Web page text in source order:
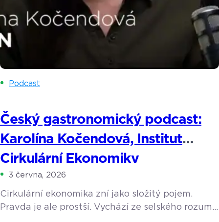
Podcast
Český gastronomický podcast:
Karolína Kočendová, Institut
Cirkulární Ekonomiky
3 června, 2026
Cirkulární ekonomika zní jako složitý pojem.
Pravda je ale prostší. Vychází ze selského rozumu